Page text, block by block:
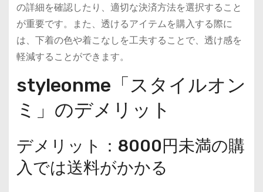
の詳細を確認したり、適切な決済方法を選択すること
が重要です。また、透けるアイテムを購入する際に
は、下着の色や着こなしを工夫することで、透け感を
軽減することができます。
styleonme「スタイルオン
ミ」のデメリット
デメリット：8000円未満の購
入では送料がかかる